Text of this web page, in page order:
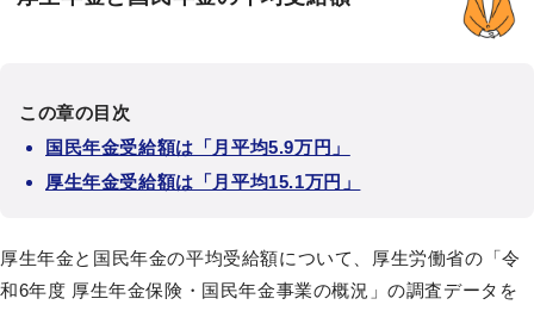
この章の目次
国民年金受給額は「月平均5.9万円」
厚生年金受給額は「月平均15.1万円」
厚生年金と国民年金の平均受給額について、厚生労働省の「令
和6年度 厚生年金保険・国民年金事業の概況 」の調査データを